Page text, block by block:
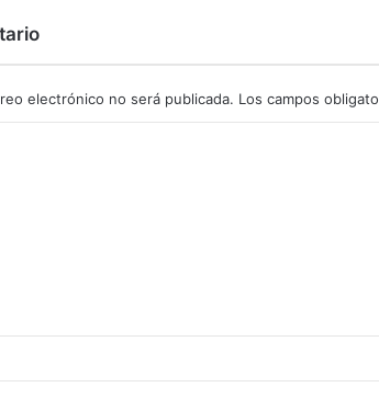
electrónico no será publicada. Los campos